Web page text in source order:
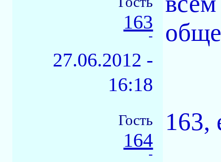
163
-
27.06.2012 -
16:18
Гость
164
-
163,